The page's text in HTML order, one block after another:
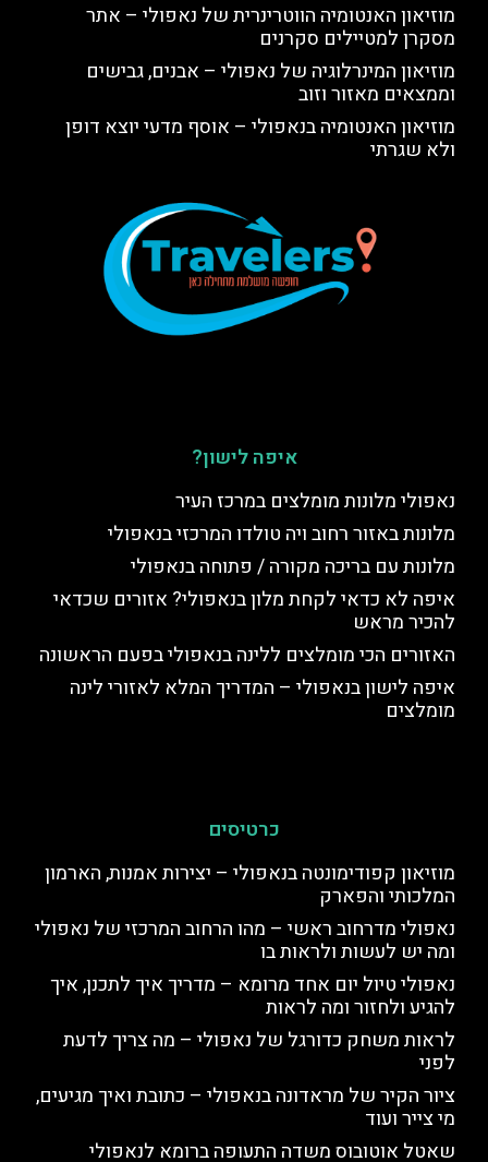
מוזיאון האנטומיה הווטרינרית של נאפולי – אתר
מסקרן למטיילים סקרנים
מוזיאון המינרלוגיה של נאפולי – אבנים, גבישים
וממצאים מאזור וזוב
מוזיאון האנטומיה בנאפולי – אוסף מדעי יוצא דופן
ולא שגרתי
איפה לישון?
נאפולי מלונות מומלצים במרכז העיר
מלונות באזור רחוב ויה טולדו המרכזי בנאפולי
מלונות עם בריכה מקורה / פתוחה בנאפולי
איפה לא כדאי לקחת מלון בנאפולי? אזורים שכדאי
להכיר מראש
האזורים הכי מומלצים ללינה בנאפולי בפעם הראשונה
איפה לישון בנאפולי – המדריך המלא לאזורי לינה
מומלצים
כרטיסים
מוזיאון קפודימונטה בנאפולי – יצירות אמנות, הארמון
המלכותי והפארק
נאפולי מדרחוב ראשי – מהו הרחוב המרכזי של נאפולי
ומה יש לעשות ולראות בו
נאפולי טיול יום אחד מרומא – מדריך איך לתכנן, איך
להגיע ולחזור ומה לראות
לראות משחק כדורגל של נאפולי – מה צריך לדעת
לפני
ציור הקיר של מראדונה בנאפולי – כתובת ואיך מגיעים,
מי צייר ועוד
שאטל אוטובוס משדה התעופה ברומא לנאפולי